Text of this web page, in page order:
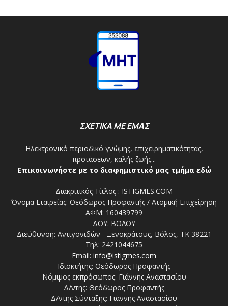
ΣΧΕΤΙΚΑ ΜΕ ΕΜΑΣ
Ηλεκτρονικό περιοδικό γνώμης, επιχειρηματικότητας,
προτάσεων, καλής ζωής...
Επικοινωνήστε με το διαφημιστικό μας τμήμα εδώ
Διακριτικός Τίτλος : ISTIGMES.COM
Όνομα Εταιρείας: Θεόδωρος Προφαντής / Ατομική Επιχείρηση
ΑΦΜ: 160439799
ΔΟΥ: ΒΟΛΟΥ
Διεύθυνση: Αντιγονιδών - Ξενοκράτους, Βόλος, ΤΚ 38221
Τηλ: 2421044675
Email: info@istigmes.com
Ιδιοκτήτης: Θεόδωρος Προφαντής
Νόμιμος εκπρόσωπος: Γιάννης Αναστασίου
Δ/ντης: Θεόδωρος Προφαντής
Δ/ντης Σύνταξης: Γιάννης Αναστασίου